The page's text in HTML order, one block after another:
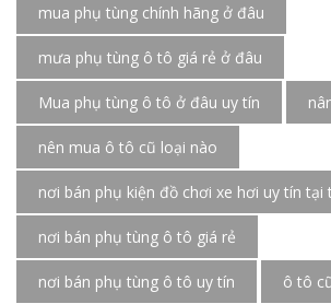
mua phụ tùng chính hãng ở đâu
mưa phụ tùng ô tô giá rẻ ở đâu
Mua phụ tùng ô tô ở đâu uy tín
nên mua ô tô cũ loại nào
nơi bán phụ kiện đồ chơi xe hơi uy tín tại
nơi bán phụ tùng ô tô giá rẻ
nơi bán phụ tùng ô tô uy tín ô tô